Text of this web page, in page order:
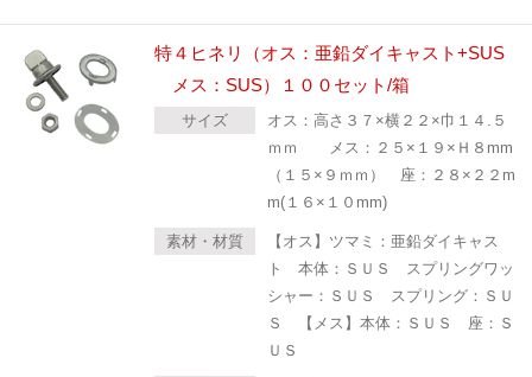
特４ヒネリ（オス：亜鉛ダイキャスト+SUS
メス：SUS）１００セット/箱
サイズ
オス：高さ３７×横２２×巾１４.５
ｍｍ メス：２５×１９×Ｈ８mm
（１５×９ｍｍ） 座：２８×２２m
m(１６×１０mm)
素材・材質
【オス】ツマミ：亜鉛ダイキャス
ト 本体：ＳＵＳ スプリングワッ
シャー：ＳＵＳ スプリング：ＳＵ
Ｓ 【メス】本体：ＳＵＳ 座：Ｓ
ＵＳ